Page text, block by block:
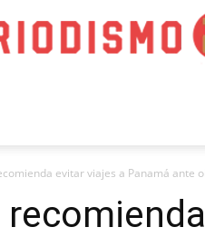
evitar viajes a Panamá ante